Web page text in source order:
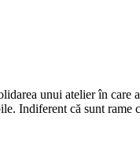
unui atelier în
Indiferent că sunt